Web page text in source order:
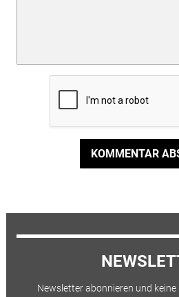
KOMMENTAR
Newsletter abonnieren und